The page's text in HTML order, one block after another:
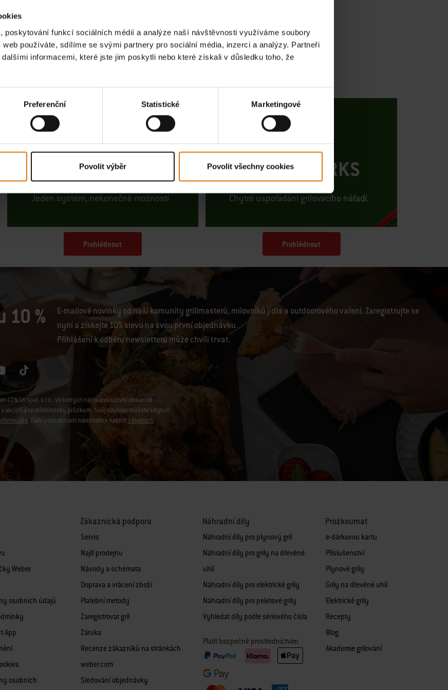
poskytování funkcí sociálních médií a analýze naší návštěvnosti využíváme soubory
používáte, sdílíme se svými partnery pro sociální média, inzerci a analýzy. Partneři
informacemi, které jste jim poskytli nebo které získali v důsledku toho, že
Preferenční Statistické Marketingové
Povolit výběr Povolit všechny cookies
WEBER CRAFTED
Jeden systém, nekonečně možností
Prohlédnout
WEBER WORKS
Chytré uspořádání grilovacího nářadí.
Prohlédnout
%
E-mailové novinky od naší komunity grillmasterů, milovníků jídla a outdoorového vaření. Zaregistrujte se
nyní a získejte 10% slevu na svou první objednávku.
Přihlášení k odběru newsletteru může chvíli trvat.
CZ&SK spol. s r.o., ve kterých najdu exkluzivní obsah od
akcích a spotřebitelský průzkum. Svůj souhlas můžete kdykoli
formuláře. Další podrobnosti naleznete v našichzásadách
Weber
osobních údajů
App
osobních
Zákaznická podpora
Servis
Najít prodejnu
Návody a schémata
Doprava a vrácení zboží
Platební metody
Zaregistrovat gril
Záruka
Recenze zákazníků na stránkách
weber.com
Sledování objednávky
Náhradní díly
Náhradní díly pro plynový gril
Náhradní díly pro grily na dřevěné
uhlí
Náhradní díly pro elektrické grily
Náhradní díly pro peletové grily
Vyhledat díly podle sériového čísla
Platit bezpečně prostřednictvím
Prozkoumat
e-dárkovou kartu
Příslušenství
Plynové grily
Grily na dřevěné uhlí
Elektrické grily
Recepty
Blog
Akademie grilování